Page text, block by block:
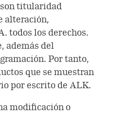
titularidad
alteración,
todos los derechos.
además del
Por tanto,
que se muestran
por escrito de ALK.
modificación o